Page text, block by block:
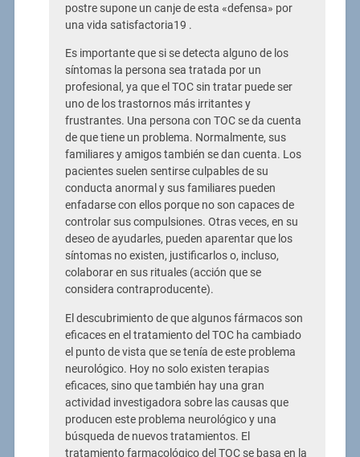
postre supone un canje de esta «defensa» por
una vida satisfactoria19 .
Es importante que si se detecta alguno de los
síntomas la persona sea tratada por un
profesional, ya que el TOC sin tratar puede ser
uno de los trastornos más irritantes y
frustrantes. Una persona con TOC se da cuenta
de que tiene un problema. Normalmente, sus
familiares y amigos también se dan cuenta. Los
pacientes suelen sentirse culpables de su
conducta anormal y sus familiares pueden
enfadarse con ellos porque no son capaces de
controlar sus compulsiones. Otras veces, en su
deseo de ayudarles, pueden aparentar que los
síntomas no existen, justificarlos o, incluso,
colaborar en sus rituales (acción que se
considera contraproducente).
El descubrimiento de que algunos fármacos son
eficaces en el tratamiento del TOC ha cambiado
el punto de vista que se tenía de este problema
neurológico. Hoy no solo existen terapias
eficaces, sino que también hay una gran
actividad investigadora sobre las causas que
producen este problema neurológico y una
búsqueda de nuevos tratamientos. El
tratamiento farmacológico del TOC se basa en la